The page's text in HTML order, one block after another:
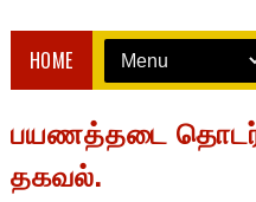
HOME
பயணத்தடை
தகவல்.